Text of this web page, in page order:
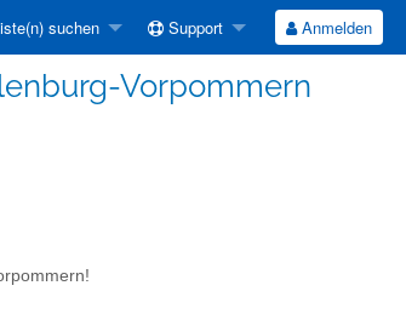
suchen Support Anmelden
Vorpommern